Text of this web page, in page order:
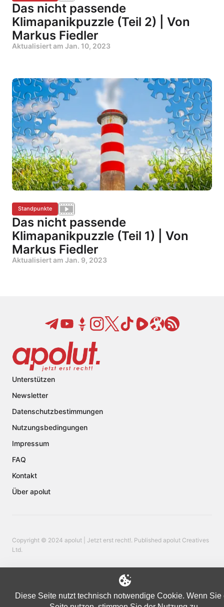
Das nicht passende
Klimapanikpuzzle (Teil 2) | Von
Markus Fiedler
Aktualisiert am Jan. 10, 2023
Standpunkte
Das nicht passende
Klimapanikpuzzle (Teil 1) | Von
Markus Fiedler
Aktualisiert am Jan. 9, 2023
Unterstützen
Newsletter
Datenschutzbestimmungen
Nutzungsbedingungen
Impressum
FAQ
Kontakt
Über apolut
Copyright © 2024 apolut | Jetzt erst recht!. Published apolut Creatives
Ltd.
Diese Seite nutzt technisch notwendige Cookie. Wenn Sie